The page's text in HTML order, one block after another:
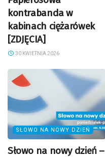
kontrabanda w
kabinach ciężarówek
[ZDJĘCIA]
30 KWIETNIA 2026
SŁOWO NA NOWY DZIEŃ
Słowo na nowy dzień –